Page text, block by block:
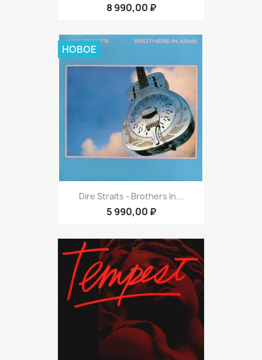
8 990,00 ₽
Dire Straits - Brothers In...
5 990,00 ₽
НОВОЕ